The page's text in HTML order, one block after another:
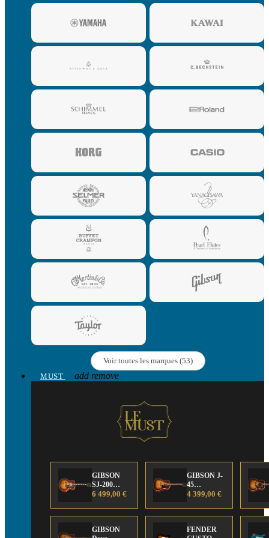
Voir toutes les marques (53)
MUST
add remove
GIBSON
SJ-200
Anniversary
Edition
6 499,00 €
GIBSON J-
45
Anniversary
Edition
4 399,00 €
GIBSON
FENDER